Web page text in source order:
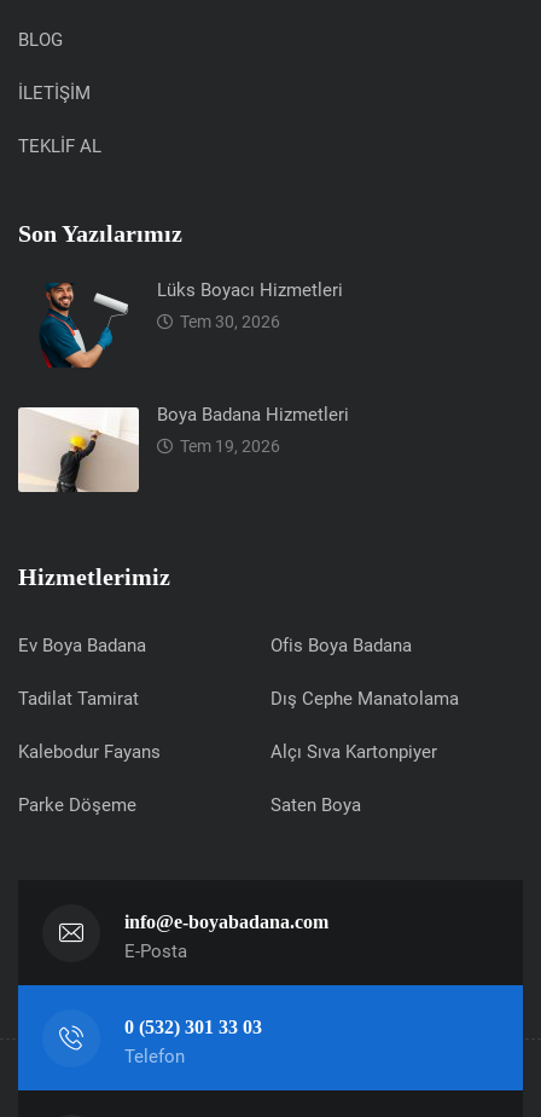
BLOG
İLETİŞİM
TEKLİF AL
Son Yazılarımız
Lüks Boyacı Hizmetleri
Tem 30, 2026
Boya Badana Hizmetleri
Tem 19, 2026
Hizmetlerimiz
Ev Boya Badana Ofis Boya Badana
Tadilat Tamirat Dış Cephe Manatolama
Kalebodur Fayans Alçı Sıva Kartonpiyer
Parke Döşeme Saten Boya
info@e-boyabadana.com
E-Posta
0 (532) 301 33 03
Telefon